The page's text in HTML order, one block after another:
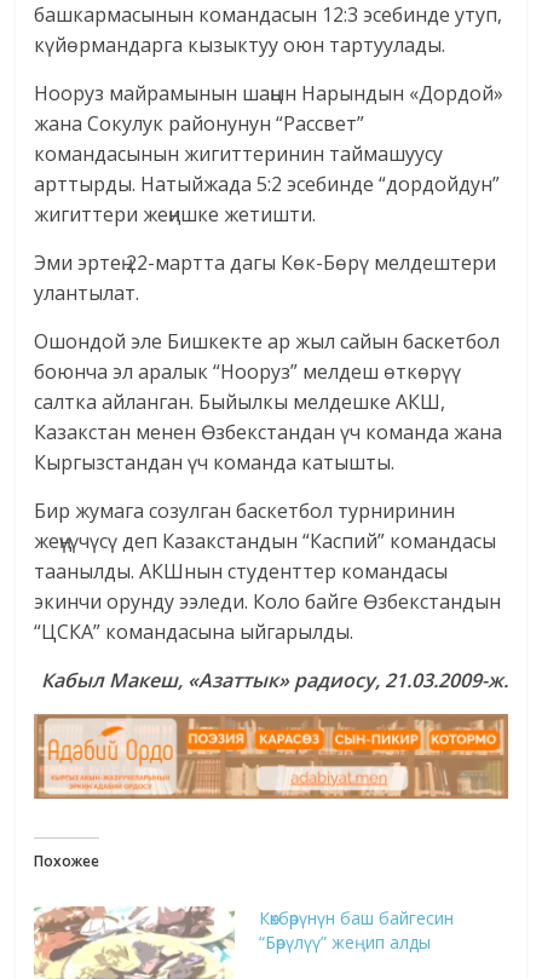
башкармасынын командасын 12:3 эсебинде утуп,
күйөрмандарга кызыктуу оюн тартуулады.
Нооруз майрамынын шаңын Нарындын «Дордой»
жана Сокулук районунун “Рассвет”
командасынын жигиттеринин таймашуусу
арттырды. Натыйжада 5:2 эсебинде “дордойдун”
жигиттери жеңишке жетишти.
Эми эртең 22-мартта дагы Көк-Бөрү мелдештери
улантылат.
Ошондой эле Бишкекте ар жыл сайын баскетбол
боюнча эл аралык “Нооруз” мелдеш өткөрүү
салтка айланган. Быйылкы мелдешке АКШ,
Казакстан менен Өзбекстандан үч команда жана
Кыргызстандан үч команда катышты.
Бир жумага созулган баскетбол турниринин
жеңүүчүсү деп Казакстандын “Каспий” командасы
таанылды. АКШнын студенттер командасы
экинчи орунду ээледи. Коло байге Өзбекстандын
“ЦСКА” командасына ыйгарылды.
Кабыл Макеш, «Азаттык» радиосу, 21.03.2009-ж.
Похожее
Көкбөрүнүн баш байгесин
“Бөрүлүү” жеңип алды